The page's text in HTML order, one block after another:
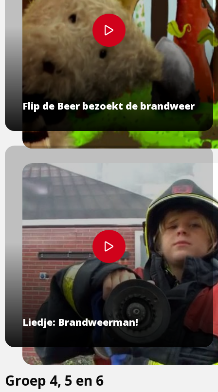
Bekijk
video
Flip de Beer bezoekt de brandweer
Bekijk
video
Liedje: Brandweerman!
Groep 4, 5 en 6